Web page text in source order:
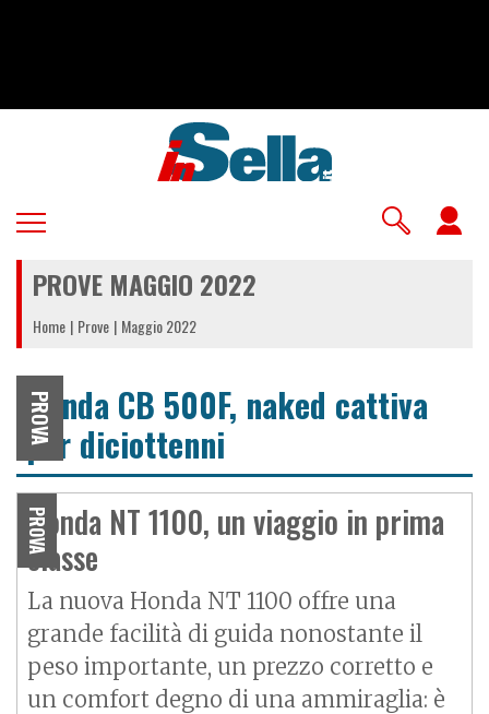
PROVE MAGGIO 2022
Home Prove Maggio 2022
PROVA
Honda CB 500F, naked cattiva
per diciottenni
PROVA
Honda NT 1100, un viaggio in prima
classe
La nuova Honda NT 1100 offre una
grande facilità di guida nonostante il
peso importante, un prezzo corretto e
un comfort degno di una ammiraglia: è